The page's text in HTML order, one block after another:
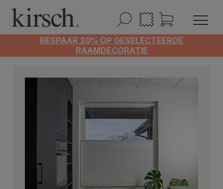
BESPAAR 20% OP GESELECTEERDE
RAAMDECORATIE